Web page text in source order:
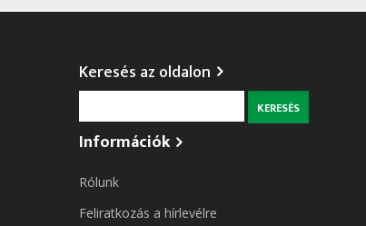
Keresés az oldalon
Információk
Rólunk
Feliratkozás a hírlevélre